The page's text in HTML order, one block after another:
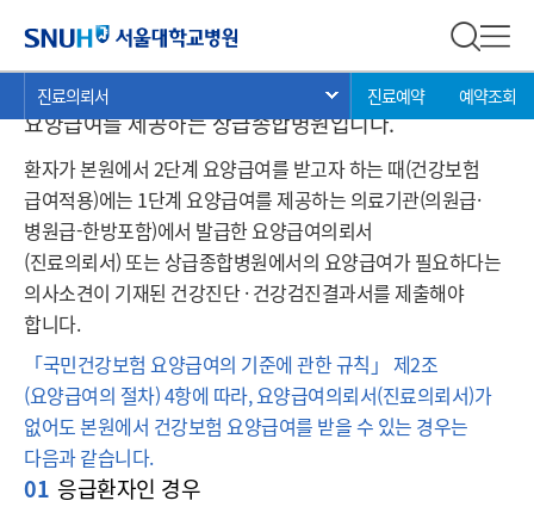
전체 검
현
재
치:
진료의뢰서 서브 메뉴 목록 열기
진료예약 예약조회
요양급여의뢰서(진료의뢰서)
서울대학교병원은 「의료법」 제3조의4에 의거 2단계
요양급여를 제공하는 상급종합병원입니다.
환자가 본원에서 2단계 요양급여를 받고자 하는 때(건강보험
급여적용)에는 1단계 요양급여를 제공하는 의료기관(의원급·
병원급-한방포함)에서 발급한 요양급여의뢰서
(진료의뢰서) 또는 상급종합병원에서의 요양급여가 필요하다는
의사소견이 기재된 건강진단 · 건강검진결과서를 제출해야
합니다.
「국민건강보험 요양급여의 기준에 관한 규칙」 제2조
(요양급여의 절차) 4항에 따라, 요양급여의뢰서(진료의뢰서)가
없어도 본원에서 건강보험 요양급여를 받을 수 있는 경우는
다음과 같습니다.
01 응급환자인 경우